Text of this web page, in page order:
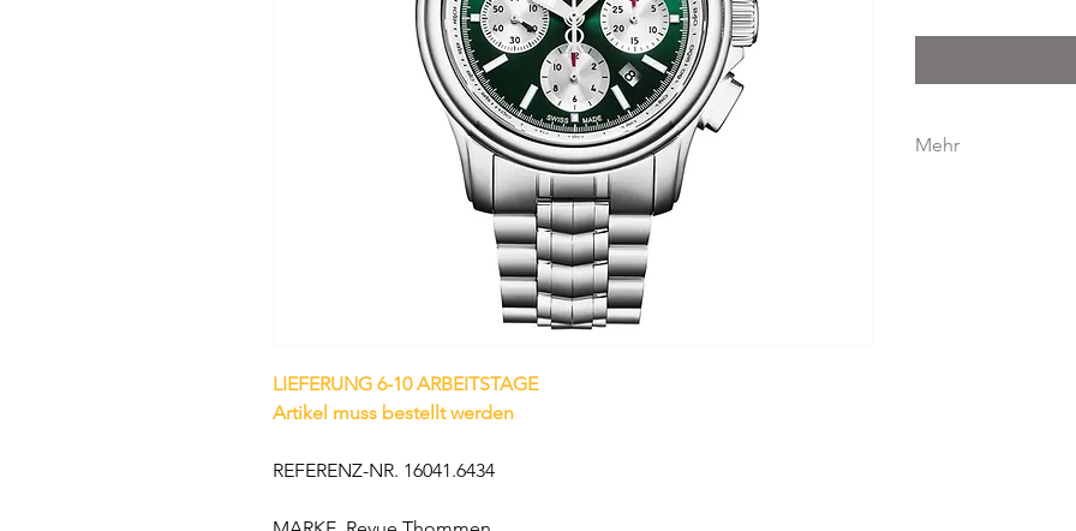
LIEFERUNG 6-10 ARBEITSTAGE
Artikel muss bestellt werden
REFERENZ-NR. 16041.6434
Mehr